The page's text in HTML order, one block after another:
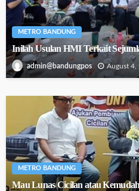
METRO BANDUNG
Inilah Usulan HMI Terkait
admin@bandungpos August 4,
METRO BANDUNG
Mau Lunas Cicilan atau